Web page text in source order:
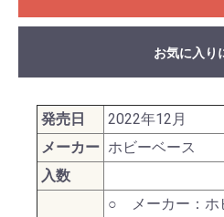
お気に入り
発売日
2022年12月
メーカー ホビーベース
入数
○ メーカー：ホ